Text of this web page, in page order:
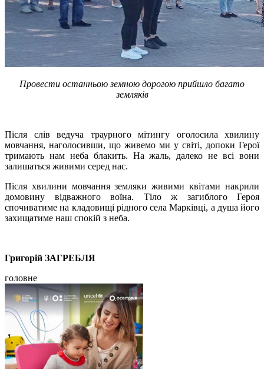
Провести останньою земною дорогою прийшло багато
земляків
Після слів ведуча траурного мітингу оголосила хвилину
мовчання, наголосивши, що живемо ми у світі, допоки Герої
тримають нам неба блакить. На жаль, далеко не всі вони
залишаться живими серед нас.
Після хвилини мовчання земляки живими квітами накрили
домовину відважного воїна. Тіло ж загиблого Героя
спочиватиме на кладовищі рідного села Марківці, а душа його
захищатиме наш спокій з неба.
Григорій ЗАГРЕБЛЯ
головне